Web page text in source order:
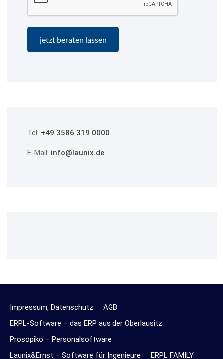
Tel: +49 3586 319 0000
E-Mail: info@launix.de
Impressum, Datenschutz
AGB
ERPL-Software – das ERP aus der Oberlausitz
Prosopiko – Personalsoftware
Launix&Ernst – Software für Ingenieure
ERPL FAMILY